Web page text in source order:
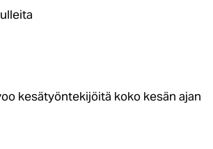
kesätyöntekijöitä koko kesän ajan